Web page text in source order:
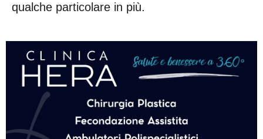
qualche particolare in più.